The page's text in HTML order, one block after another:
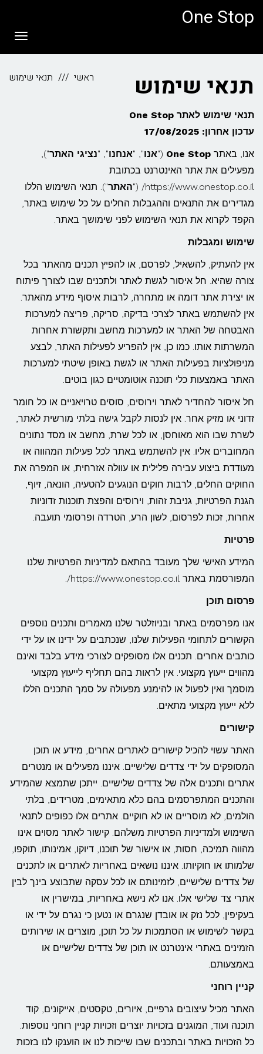
One Stop
ראשי תנאי שימוש תנאי שימוש
תנאי שימוש לאתר One Stop
עדכון אחרון: 17/08/2025
אנו, באתר One Stop
("אנו", "אנחנו", "נציגי האתר"),
מפעילים את אתר האינטרנט בכתובת
https://www.onestop.co.il/ ("
האתר"). תנאי השימוש הללו
מגדירים את התנאים וההגבלות החלים על כל שימוש באתר,
הקפד לקרוא את תנאי השימוש לפני שימושך באתר.
שימוש ומגבלות
אין להעתיק, להשאיל, לפרסם, או להפיץ תכנים מהאתר בכל
צורה שהיא. חל איסור לגשת לאתר ולתכנים שבו לצורך פיתוח
או יצירת אתר דומה או מתחרה, לרבות איסוף מידע מהאתר.
אין להשתמש באתר לצרכי בדיקה, סריקה, פריצה למערכות
האבטחה של האתר או למערכות מחשב ותקשורת אחרות
המשרתות אותו. כמו כן, אין להפריע לפעילות האתר, לבצע
מניפולציות בפעילות האתר או לגשת באופן שיטתי למערכות
האתר באמצעות כלי תוכנה אוטומטיים כגון בוטים.
חל איסור להחדיר לאתר וירוסים, סוסים טרויאניים או כל חומר
זדוני או מזיק אחר. אין לנסות לקבל גישה בלתי מורשית לאתר,
לשרת שבו הוא מאוחסן, או לכל שרת, מחשב או מסד נתונים
המחוברים אליו. אין להשתמש באתר לכל פעילות המהווה או
מעודדת ביצוע עבירה פלילית או עוולה אזרחית, או המפרה את
החוקים החלים, לרבות חוקים הנוגעים להטעיה, הונאה, זיוף,
הגנת הפרטיות, גניבת זהות, וירוסים והפצת תוכנות זדוניות
אחרות, זכות לפרסום, לשון הרע, הטרדה ופרסומי תועבה.
פרטיות
המידע האישי שלך מעובד בהתאם למדיניות הפרטיות שלנו
המפורסמת באתר https://www.onestop.co.il/.
פרסום תוכן
אנו מפרסמים באתר ובניוזלטר שלנו מאמרים ותכנים נוספים
הקשורים לתחומי הפעילות שלנו, שנכתבים על ידינו או על ידי
כותבים אחרים. תכנים אלו מסופקים לצורכי מידע בלבד ואינם
מהווים ייעוץ מקצועי. אין לראות בהם תחליף לייעוץ מקצועי
מוסמך ואין לפעול או להימנע מפעולה על סמך התכנים הללו
ללא ייעוץ מקצועי מתאים.
קישורים
האתר עשוי להכיל קישורים לאתרים אחרים, מידע או תוכן
המסופקים על ידי צדדים שלישיים. איננו מפעילים או מנטרים
אתרים ותכנים אלה של צדדים שלישיים. ייתכן שתמצא שהמידע
והתכנים המתפרסמים בהם כלא מתאימים, מטרידים, בלתי
הולמים, לא מוסריים או לא חוקיים. אתרים אלו כפופים לתנאי
השימוש ולמדיניות הפרטיות משלהם. קישור לאתר מסוים אינו
מהווה תמיכה, חסות, או אישור של תוכנו, דיוקו, אמינותו, תוקפו,
שלמותו או חוקיותו. איננו נושאים באחריות לאתרים או לתכנים
של צדדים שלישיים, לזמינותם או לכל עסקה שתבוצע בינך לבין
אתרי צד שלישי אלו. אנו לא נישא באחריות, במישרין או
בעקיפין, לכל נזק או אובדן שנגרם או נטען כי נגרם על ידי או
בקשר לשימוש או הסתמכות על כל תוכן, מוצרים או שירותים
הזמינים באתרי אינטרנט או תוכן של צדדים שלישיים או
באמצעותם.
קניין רוחני
האתר מכיל עיצובים גרפיים, איורים, טקסטים, אייקונים, קוד
תוכנה ועוד, המוגנים בזכויות יוצרים וזכויות קניין רוחני נוספות.
כל הזכויות באתר ובתכנים שבו שייכות לנו או הוענקו לנו בזכות